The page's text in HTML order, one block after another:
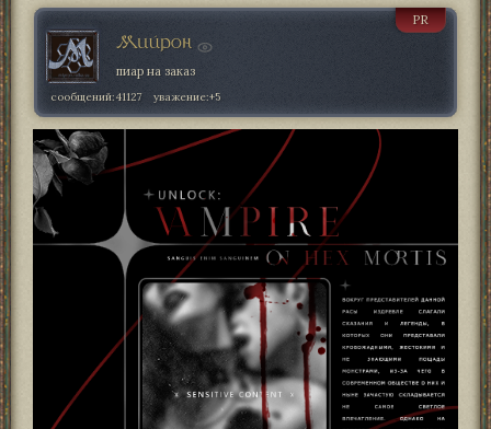
Мийрон
PR
пиар на заказ
сообщений:41127 уважение:+5